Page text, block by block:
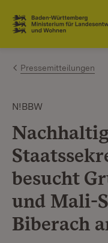
Zum Inhalt
Link zur Startseite
Pressemitteilungen
N!BBW
besucht
und Mali-
Biberach